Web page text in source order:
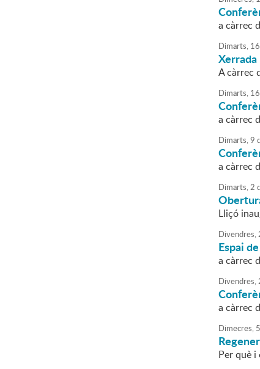
a càrrec
Dimarts, 16
A càrrec
Dimarts, 16
a càrrec
Dimarts,9
a càrrec
Dimarts,2
Lliçó
Divendres,
Espai
a càrrec
Divendres,
a càrrec
Dimecres, 5
Per què i